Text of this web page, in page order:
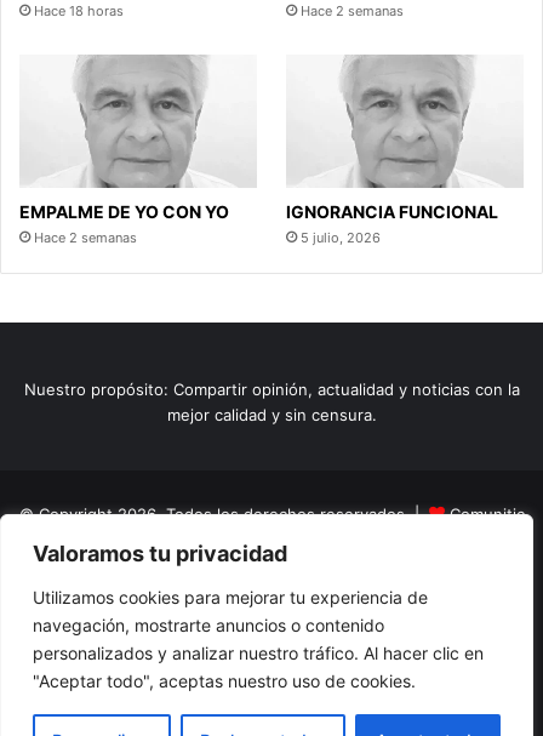
Valoramos tu privacidad
Utilizamos cookies para mejorar tu experiencia de
navegación, mostrarte anuncios o contenido
personalizados y analizar nuestro tráfico. Al hacer clic en
"Aceptar todo", aceptas nuestro uso de cookies.
Hace 18 horas Hace 2 semanas
EMPALME DE YO CON YO
Hace 2 semanas
IGNORANCIA FUNCIONAL
5 julio, 2026
Nuestro propósito: Compartir opinión, actualidad y noticias con la
mejor calidad y sin censura.
© Copyright 2026, Todos los derechos reservados |
Comunitic
SAS BICNit 901228106
Home
Actualidad Variedades Opinion Turismo
El Tinteadero
Caricaturas Reportajes
FacebookYouTubeInstagram